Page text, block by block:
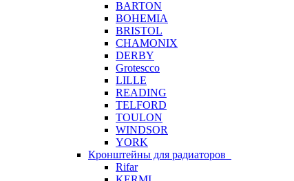
BARTON
BOHEMIA
BRISTOL
CHAMONIX
DERBY
Grotescco
LILLE
READING
TELFORD
TOULON
WINDSOR
YORK
Кронштейны для радиаторов
Rifar